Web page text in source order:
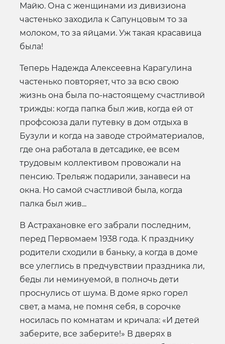
Майю. Она с женщинами из дивизиона
частенько заходила к Сапунцовым то за
молоком, то за яйцами. Уж такая красавица
была!
Теперь Надежда Алексеевна Карагулина
частенько повторяет, что за всю свою
жизнь она была по-настоящему счастливой
трижды: когда папка был жив, когда ей от
профсоюза дали путевку в дом отдыха в
Бузули и когда на заводе стройматериалов,
где она работала в детсадике, ее всем
трудовым коллективом провожали на
пенсию. Трельяж подарили, занавеси на
окна. Но самой счастливой была, когда
палка был жив...
В Астрахановке его забрали последним,
перед Первомаем 1938 года. К празднику
родители сходили в баньку, а когда в доме
все улеглись в предчувствии праздника ли,
беды ли неминуемой, в полночь дети
проснулись от шума. В доме ярко горел
свет, а мама, не помня себя, в сорочке
носилась по комнатам и кричала: «И детей
заберите, все заберите!» В дверях в